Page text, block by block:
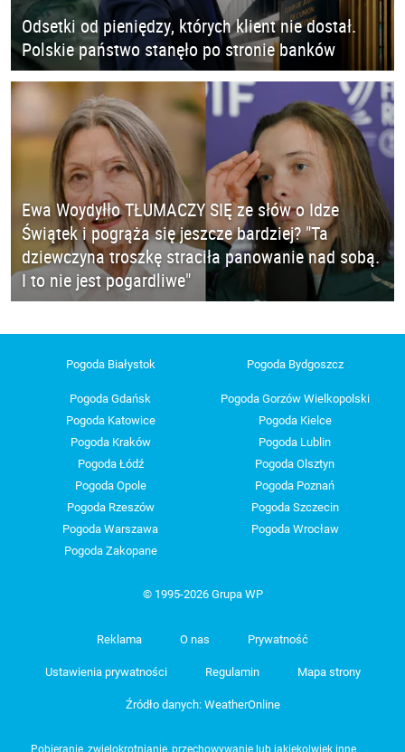
Odsetki od pieniędzy, których klient nie dostał.
Polskie państwo stanęło po stronie banków
Ewa Woydyłło TŁUMACZY SIĘ ze słów o Idze
Świątek i pogrąża się jeszcze bardziej? "Ta
dziewczyna troszkę straciła panowanie nad sobą.
I to nie jest pogardliwe"
Pogoda Białystok Pogoda Bydgoszcz
Pogoda Gdańsk
Pogoda Gorzów Wielkopolski
Pogoda Katowice
Pogoda Kielce
Pogoda Kraków
Pogoda Lublin
Pogoda Łódź
Pogoda Olsztyn
Pogoda Opole
Pogoda Poznań
Pogoda Rzeszów
Pogoda Szczecin
Pogoda Warszawa
Pogoda Wrocław
Pogoda Zakopane
© 1995-2026 Grupa WP
Reklama O nas Prywatność
Ustawienia prywatności Regulamin Mapa strony
Źródło danych: WeatherOnline
Pobieranie, zwielokrotnianie, przechowywanie lub jakiekolwiek inne